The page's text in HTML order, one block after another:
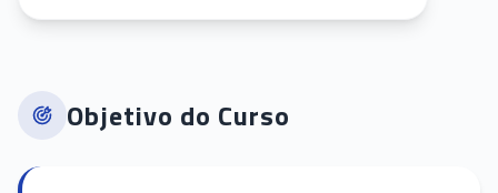
Objetivo do Curso